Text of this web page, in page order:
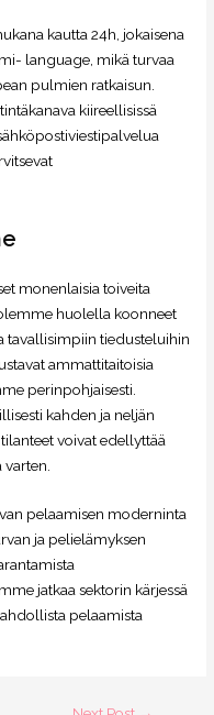
kautta 24h, jokaisena
language, mikä turvaa
pulmien ratkaisun.
kiireellisissä
monenlaisia toiveita
huolella koonneet
tavallisimpiin tiedusteluihin
ammattitaitoisia
perinpohjaisesti.
kahden ja neljän
voivat edellyttää
pelaamisen moderninta
ja pelielämyksen
jatkaa sektorin kärjessä
pelaamista